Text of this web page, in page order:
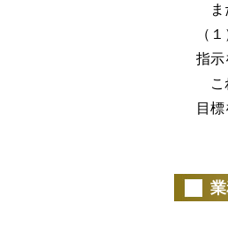
ま
（
指示
こ
目